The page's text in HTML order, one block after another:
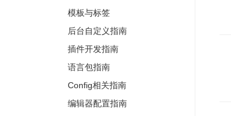
模板与标签
后台自定义指南
插件开发指南
语言包指南
Config相关指南
编辑器配置指南